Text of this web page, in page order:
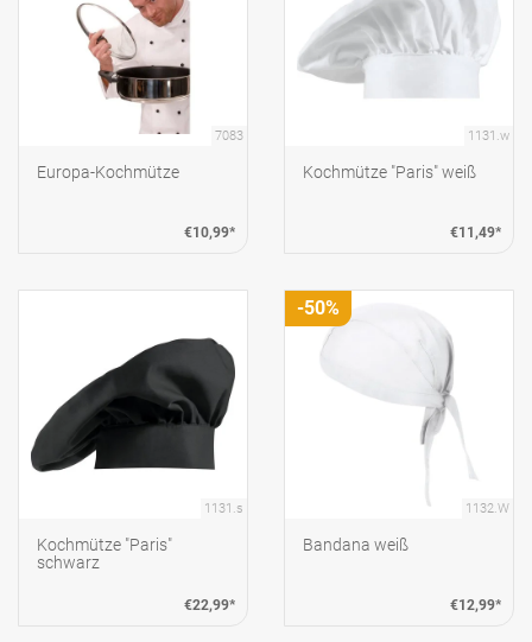
7083
Europa-Kochmütze
€10,99*
1131.w
Kochmütze "Paris" weiß
€11,49*
1131.s
Kochmütze "Paris"
schwarz
€22,99*
1132.W
Bandana weiß
€12,99*
-50%